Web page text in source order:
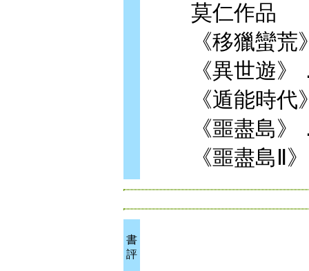
莫仁作品
《移獵蠻荒
《異世遊》
《遁能時代
《噩盡島》
《噩盡島Ⅱ》
書
評